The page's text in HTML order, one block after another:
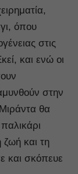
όπου
στις
και ενώ οι
στην
θα
και τη
και σκόπευε